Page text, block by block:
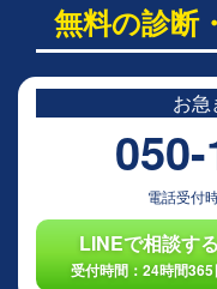
無料の診断
お急
電話受付
LINEで相談す
受付時間：24時間365